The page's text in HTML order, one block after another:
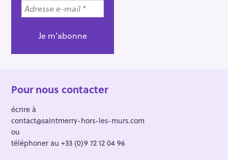
Pour nous contacter
écrire à
contact@saintmerry-hors-les-murs.com
ou
téléphoner au +33 (0)9 72 12 04 96